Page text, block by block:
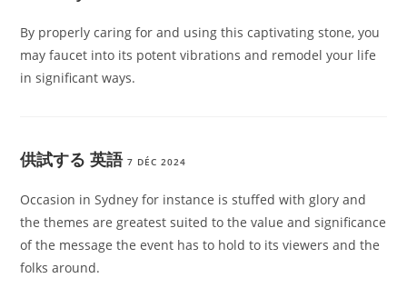
By properly caring for and using this captivating stone, you
may faucet into its potent vibrations and remodel your life
in significant ways.
供試する 英語 7 DÉC 2024
Occasion in Sydney for instance is stuffed with glory and
the themes are greatest suited to the value and significance
of the message the event has to hold to its viewers and the
folks around.